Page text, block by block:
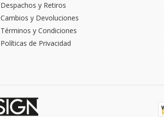
Despachos y Retiros
Cambios y Devoluciones
Términos y Condiciones
Políticas de Privacidad